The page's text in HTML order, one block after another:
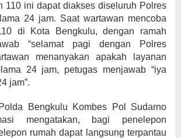
110 ini dapat diakses diseluruh Polres
24 jam. Saat wartawan mencoba
di Kota Bengkulu, dengan ramah
“selamat pagi dengan Polres
menanyakan apakah layanan
24 jam, petugas menjawab “iya
jam”.
Bengkulu Kombes Pol Sudarno
mengatakan, bagi penelepon
rumah dapat langsung terpantau